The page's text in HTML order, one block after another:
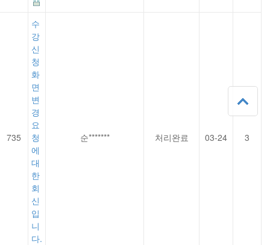
735
수
강
신
청
화
면
변
경
요
청
에
대
한
회
신
입
니
다.
순******* 처리완료 03-24 3